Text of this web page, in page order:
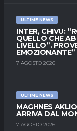
ULTIME NEWS
INTER, CHIVU:
QUELLO CHE
LIVELLO”.
EMOZIONANTE”
7 AGOSTO 2026
ULTIME NEWS
MAGHNES
ARRIVA DAL
7 AGOSTO 2026